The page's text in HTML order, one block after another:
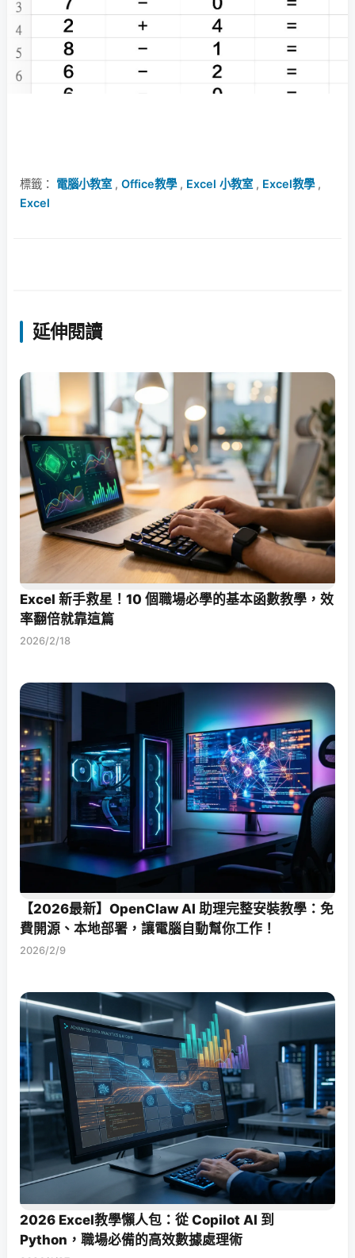
標籤： 電腦小教室 , Office教學, Excel 小教室 , Excel教學,
Excel
延伸閱讀
Excel 新手救星！10 個職場必學的基本函數教學，效
率翻倍就靠這篇
2026/2/18
【2026最新】OpenClaw AI 助理完整安裝教學：免
費開源、本地部署，讓電腦自動幫你工作！
2026/2/9
2026 Excel教學懶人包：從 Copilot AI 到
Python，職場必備的高效數據處理術